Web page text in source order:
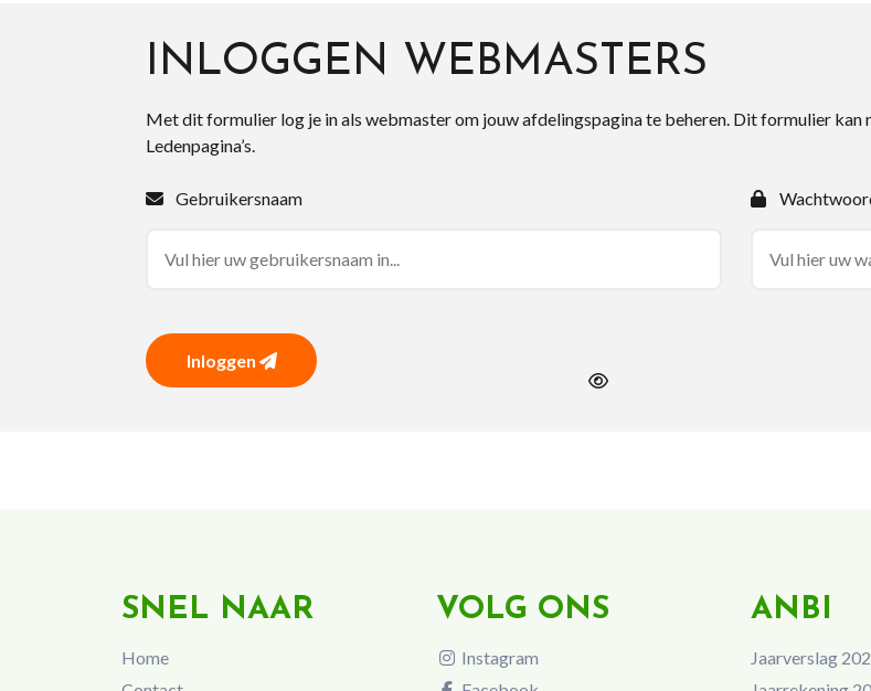
INLOGGEN WEBMASTERS
Met dit formulier log je in als webmaster om jouw afdelingspagina te beheren. Dit formulier
Ledenpagina’s.
Gebruikersnaam
Inloggen
SNEL NAAR
Home
VOLG ONS
Instagram
ANBI
Jaarverslag